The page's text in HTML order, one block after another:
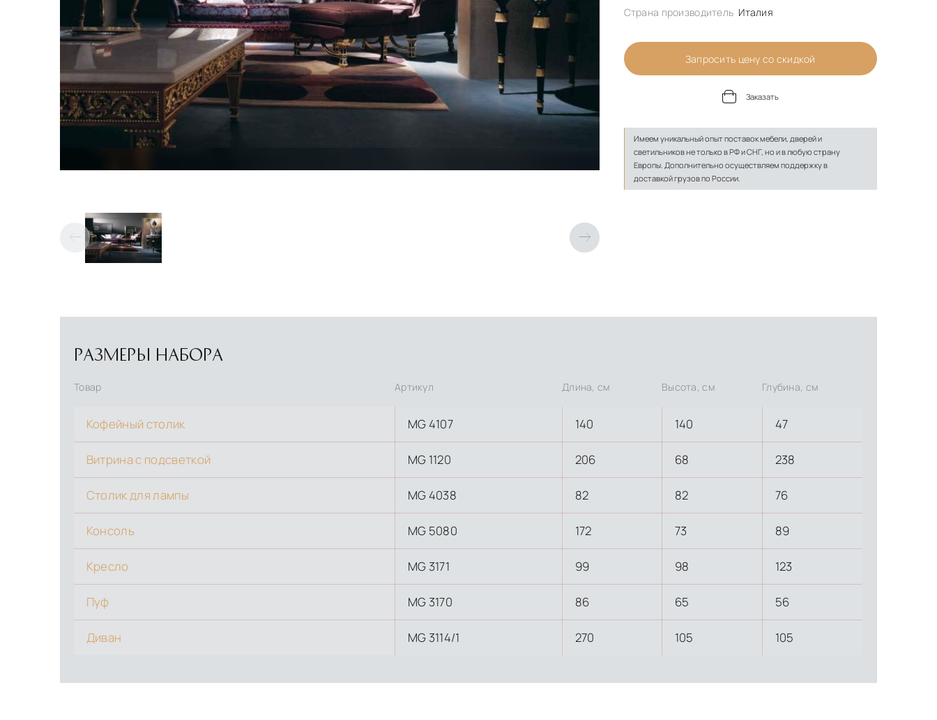
Страна производитель Италия
Запросить цену со скидкой
Заказать
Имеем уникальный опыт поставок мебели, дверей и
светильников не только в РФ и СНГ, но и в любую страну
Европы. Дополнительно осуществляем поддержку в
доставкой грузов по России.
РАЗМЕРЫ НАБОРА
Товар Артикул Длина, см Высота, см Глубина, см
Кофейный столик MG 4107 140 140 47
Витрина с подсветкой MG 1120 206 68 238
Столик для лампы MG 4038 82 82 76
Консоль MG 5080 172 73 89
Кресло MG 3171 99 98 123
Пуф MG 3170 86 65 56
Диван MG 3114/1 270 105 105